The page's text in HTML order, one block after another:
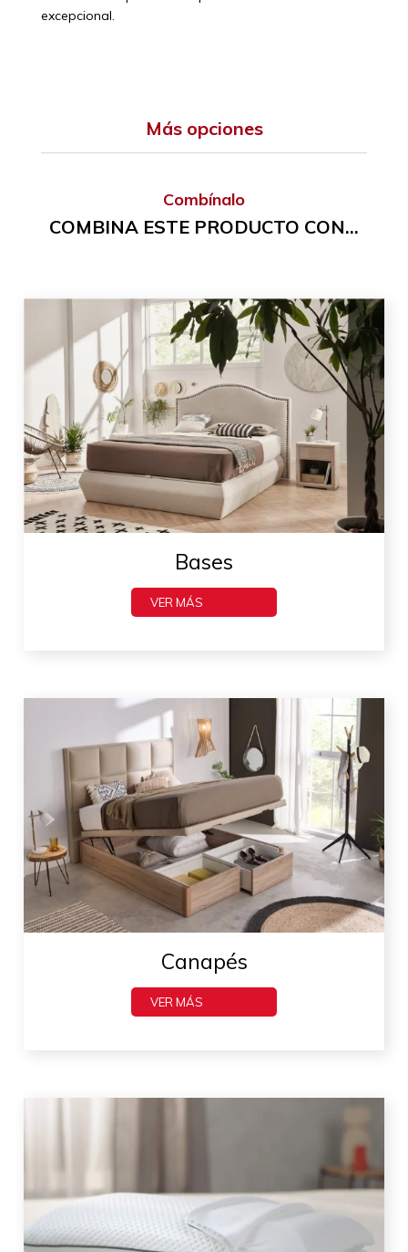
excepcional.
Más opciones
Combínalo
COMBINA ESTE PRODUCTO CON...
Bases
VER MÁS
Canapés
VER MÁS